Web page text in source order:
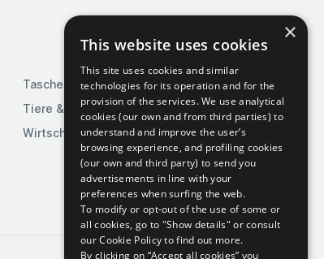
Taschen & Gepäck
Tiere & Tierbedarf
Wirtschaft & Industrie
×
This website uses cookies
This site uses cookies and similar
technologies for its operation and for the
provision of the services. We use analytical
cookies (our own and from third parties) to
understand and improve the user’s
browsing experience, and profiling cookies
(our own and third party) to send you
advertisements in line with your
preferences when surfing the web.
To modify or opt-out of the use of some or
all cookies, go to "Show details" or consult
our Cookie Policy to find out more.
By clicking on “Accept all cookies” you